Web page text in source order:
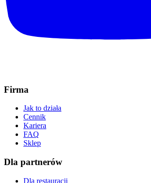
Firma
Jak to działa
Cennik
Kariera
FAQ
Sklep
Dla partnerów
Dla restauracji